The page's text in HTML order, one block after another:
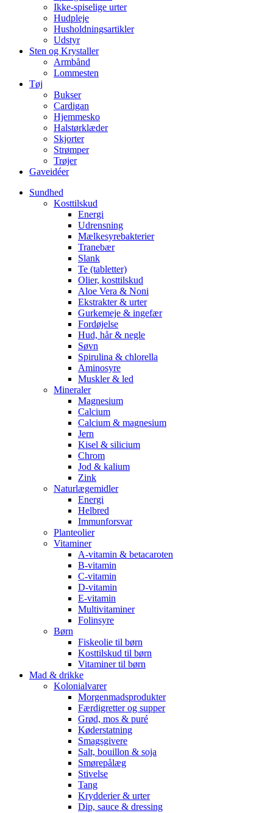
Ikke-spiselige urter
Hudpleje
Husholdningsartikler
Udstyr
Sten og Krystaller
Armbånd
Lommesten
Tøj
Bukser
Cardigan
Hjemmesko
Halstørklæder
Skjorter
Strømper
Trøjer
Gaveidéer
Sundhed
Kosttilskud
Energi
Udrensning
Mælkesyrebakterier
Tranebær
Slank
Te (tabletter)
Olier, kosttilskud
Aloe Vera & Noni
Ekstrakter & urter
Gurkemeje & ingefær
Fordøjelse
Hud, hår & negle
Søvn
Spirulina & chlorella
Aminosyre
Muskler & led
Mineraler
Magnesium
Calcium
Calcium & magnesium
Jern
Kisel & silicium
Chrom
Jod & kalium
Zink
Naturlægemidler
Energi
Helbred
Immunforsvar
Planteolier
Vitaminer
A-vitamin & betacaroten
B-vitamin
C-vitamin
D-vitamin
E-vitamin
Multivitaminer
Folinsyre
Børn
Fiskeolie til børn
Kosttilskud til børn
Vitaminer til børn
Mad & drikke
Kolonialvarer
Morgenmadsprodukter
Færdigretter og supper
Grød, mos & puré
Køderstatning
Smagsgivere
Salt, bouillon & soja
Smørepålæg
Stivelse
Tang
Krydderier & urter
Dip, sauce & dressing